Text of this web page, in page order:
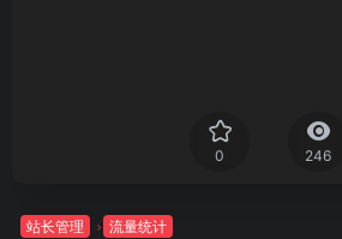
0 246
站长管理 流量统计